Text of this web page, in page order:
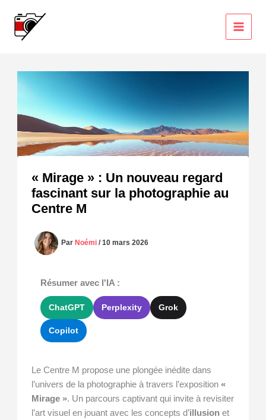
contenu
« Mirage » : Un nouveau regard
fascinant sur la photographie au
Centre M
ParNoémi/10 mars 2026
Résumer avec l'IA :
ChatGPT Perplexity Grok
Copilot
Le Centre M propose une plongée inédite dans
l’univers de la photographie à travers l’exposition«
Mirage ». Un parcours captivant qui invite à revisiter
l’art visuel en jouant avec les concepts d’illusion et